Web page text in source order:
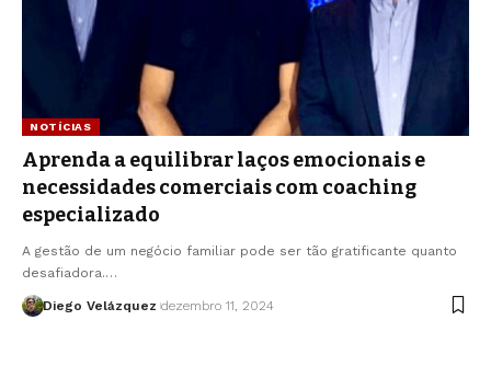
NOTÍCIAS
Aprenda a equilibrar laços emocionais e
necessidades comerciais com coaching
especializado
A gestão de um negócio familiar pode ser tão gratificante quanto
desafiadora.…
Diego Velázquez dezembro 11, 2024